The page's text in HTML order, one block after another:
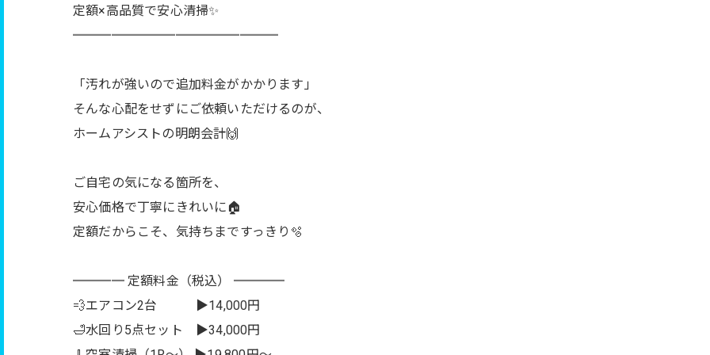
定額×高品質で安心清掃✨
════════════════
「汚れが強いので追加料金がかかります」
そんな心配をせずにご依頼いただけるのが、
ホームアシストの明朗会計🙌
ご自宅の気になる箇所を、
安心価格で丁寧にきれいに🏠
定額だからこそ、気持ちまですっきり🫧
════ 定額料金（税込） ════
💨エアコン2台 ▶︎14,000円
🛁水回り5点セット ▶︎34,000円